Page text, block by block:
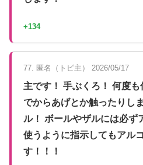
+134
77. 匿名（トピ主） 2026/05/17
主です！ 手ぶくろ！ 何度
でからあげとか触ったりし
ル！ ボールやザルには必ず
使うように指示してもアル
す！！！